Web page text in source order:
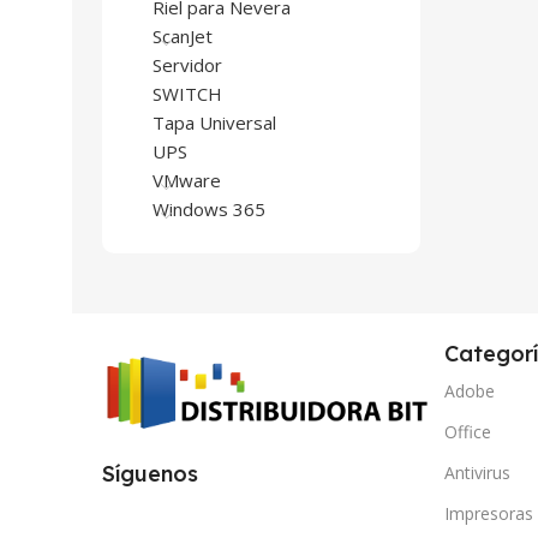
Riel para Nevera
ScanJet
Servidor
SWITCH
Tapa Universal
UPS
VMware
Windows 365
Síguenos
Adobe
Office
Antivirus
Impresoras